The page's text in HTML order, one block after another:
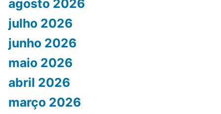
agosto 2026
julho 2026
junho 2026
maio 2026
abril 2026
março 2026